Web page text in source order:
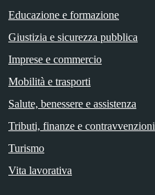
Educazione e formazione
Giustizia e sicurezza pubblica
Imprese e commercio
Mobilità e trasporti
Salute, benessere e assistenza
Tributi, finanze e contravvenzioni
Turismo
Vita lavorativa